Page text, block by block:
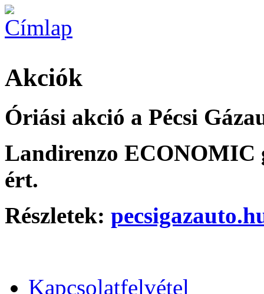
Akciók
Óriási akció a Pécsi
Landirenzo ECONOMIC
ért.
Részletek:
Kapcsolatfelvétel